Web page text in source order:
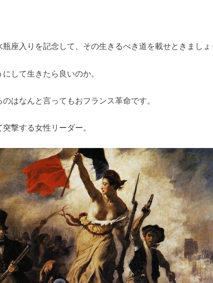
座入りを記念して、その生きるべき道を載せときましょ
して生きたら良いのか。
はなんと言ってもおフランス革命です。
撃する女性リーダー。